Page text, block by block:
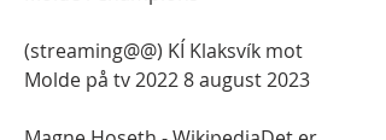
(streaming@@) KÍ Klaksvík mot
Molde på tv 2022 8 august 2023